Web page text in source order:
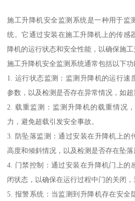
施工升降机安全监测系统是一种用于监
统。它通过安装在施工升降机上的传感
降机的运行状态和安全性能，以确保施工
施工升降机安全监测系统通常包括以下功
1. 运行状态监测：监测升降机的运行速
参数，以及检测是否存在异常情况，如超
2. 载重监测：监测升降机的载重情况
力，避免超载引发安全事故。
3. 防坠落监测：通过安装在升降机上的
高度和倾斜情况，以及检测是否存在坠落
4. 门禁控制：通过安装在升降机门上的
闭状态，以确保在运行过程中门的关闭，
5. 报警系统：当监测到升降机存在安全